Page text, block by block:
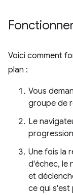
Voici comment
plan :
Vous
groupe de
Le
Une fois la
d'échec, le
et
ce qui s'est